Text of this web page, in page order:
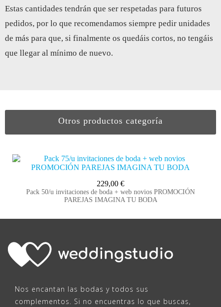
Estas cantidades tendrán que ser respetadas para futuros
pedidos, por lo que recomendamos siempre pedir unidades
de más para que, si finalmente os quedáis cortos, no tengáis
que llegar al mínimo de nuevo.
Otros productos categoría
229,00 €
Pack 50/u invitaciones de boda + web novios PROMOCIÓN
PAREJAS IMAGINA TU BODA
Nos encantan las bodas y todos sus
complementos. Si no encuentras lo que buscas,